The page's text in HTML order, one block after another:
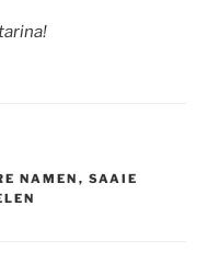
NAMEN , SAAIE